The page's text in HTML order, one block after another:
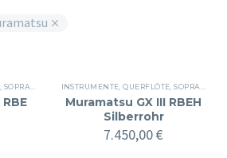
SOPRAN INSTRUMENTE ,QUERFLÖTE ,SOPRAN
Muramatsu GX III RBEH
Silberrohr
7.450,00€